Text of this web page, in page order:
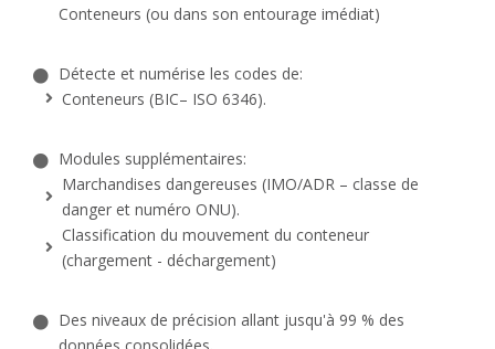
Conteneurs (ou dans son entourage imédiat)
Détecte et numérise les codes de:
Conteneurs (BIC– ISO 6346).
Modules supplémentaires:
Marchandises dangereuses (IMO/ADR – classe de
danger et numéro ONU).
Classification du mouvement du conteneur
(chargement - déchargement)
Des niveaux de précision allant jusqu'à 99 % des